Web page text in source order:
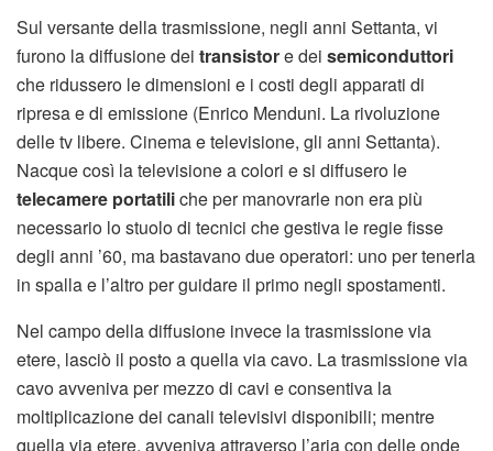
Sul versante della trasmissione, negli anni Settanta, vi
furono la diffusione dei transistore dei semiconduttori
che ridussero le dimensioni e i costi degli apparati di
ripresa e di emissione (Enrico Menduni. La rivoluzione
delle tv libere. Cinema e televisione, gli anni Settanta).
Nacque così la televisione a colori e si diffusero le
telecamere portatiliche per manovrarle non era più
necessario lo stuolo di tecnici che gestiva le regie fisse
degli anni ’60, ma bastavano due operatori: uno per tenerla
in spalla e l’altro per guidare il primo negli spostamenti.
Nel campo della diffusione invece la trasmissione via
etere, lasciò il posto a quella via cavo. La trasmissione via
cavo avveniva per mezzo di cavi e consentiva la
moltiplicazione dei canali televisivi disponibili; mentre
quella via etere, avveniva attraverso l’aria con delle onde